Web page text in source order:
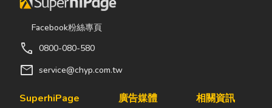
越多屋主在老
屋翻修或新屋
規劃天然氣配
管工程。到底
麼？它跟傳統
不僅能改善水
程與回收水工
成本，實現節
僅能快速排除
Facebook粉絲專頁
call 0800-080-580
mail service@chyp.com.tw
SuperhiPage 廣告媒體 相關資訊